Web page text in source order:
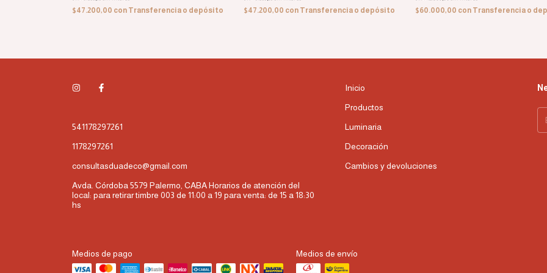
$47.200,00 con Transferencia o depósito $47.200,00 con Transferencia o depósito $60.000,00 con Transferencia o
541178297261
1178297261
consultasduadeco@gmail.com
Avda. Córdoba 5579 Palermo, CABA Horarios de atención del
local: para retirar timbre 003 de 11:00 a 19 para venta: de 15 a 18:30
hs
Inicio
Productos
Luminaria
Decoración
Cambios y devoluciones
Medios de pago Medios de envío